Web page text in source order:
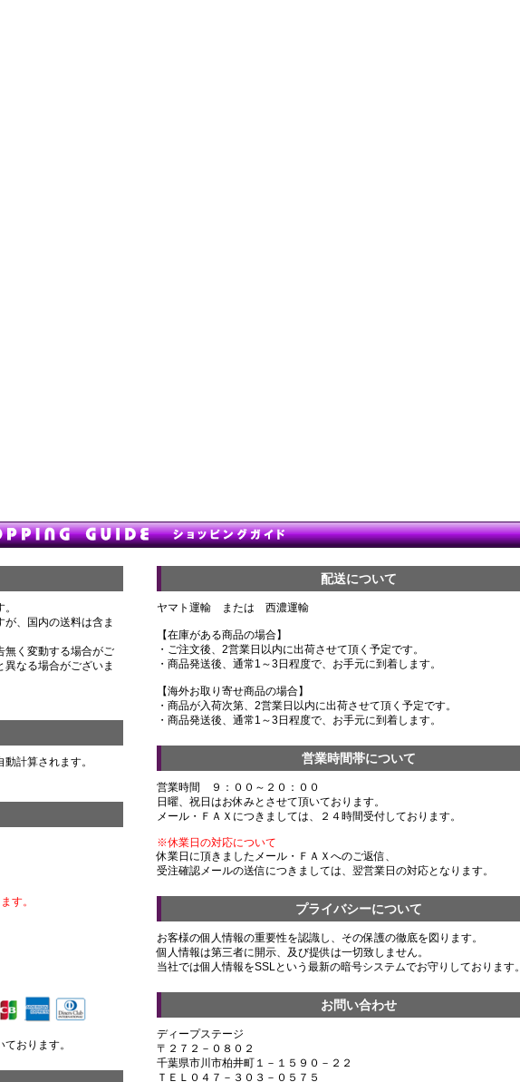
、国内の送料は含ま
無く変動する場合がご
なる場合がございま
計算されます。
す。
おります。
配送について
ヤマト運輸 または 西濃運輸
【在庫がある商品の場合】
・ご注文後、2営業日以内に出荷させて頂く予定です。
・商品発送後、通常1～3日程度で、お手元に到着します。
【海外お取り寄せ商品の場合】
・商品が入荷次第、2営業日以内に出荷させて頂く予定です。
・商品発送後、通常1～3日程度で、お手元に到着します。
営業時間帯について
営業時間 ９：００～２０：００
日曜、祝日はお休みとさせて頂いております。
メール・ＦＡＸにつきましては、２４時間受付しております。
※休業日の対応について
休業日に頂きましたメール・ＦＡＸへのご返信、
受注確認メールの送信につきましては、翌営業日の対応となります。
プライバシーについて
お客様の個人情報の重要性を認識し、その保護の徹底を図ります。
個人情報は第三者に開示、及び提供は一切致しません。
当社では個人情報をSSLという最新の暗号システムでお守りしております。
お問い合わせ
ディープステージ
〒２７２－０８０２
千葉県市川市柏井町１－１５９０－２２
ＴＥＬ０４７－３０３－０５７５